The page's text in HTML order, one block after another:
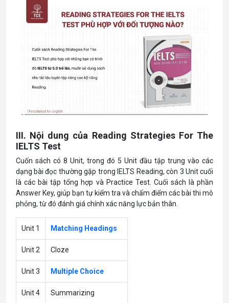
III. Nội dung của Reading Strategies For The
IELTS Test
Cuốn sách có 8 Unit, trong đó 5 Unit đầu tập trung vào các
dạng bài đọc thường gặp trong IELTS Reading, còn 3 Unit cuối
là các bài tập tổng hợp và Practice Test. Cuối sách là phần
Answer Key, giúp bạn tự kiểm tra và chấm điểm các bài thi mô
phỏng, từ đó đánh giá chính xác năng lực bản thân.
Unit 1 Matching Headings
Unit 2 Cloze
Unit 3 Multiple Choice
Unit 4 Summarizing